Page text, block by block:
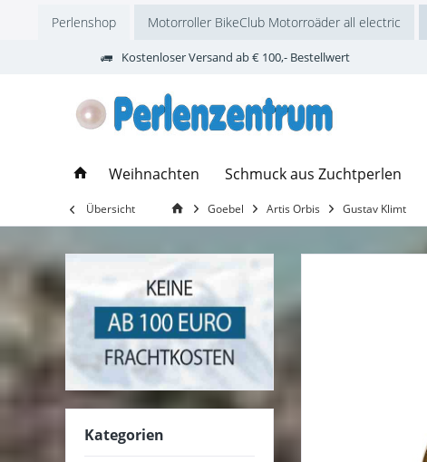
Perlenshop Motorroller BikeClub Motorroäder all electric
Kostenloser Versand ab € 100,- Bestellwert
Weihnachten Schmuck aus Zuchtperlen
Übersicht Goebel Artis Orbis Gustav Klimt
Kategorien